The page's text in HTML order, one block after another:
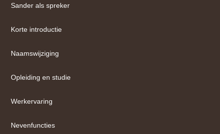
Sander als spreker
Korte introductie
Naamswijziging
Opleiding en studie
Werkervaring
Nevenfuncties